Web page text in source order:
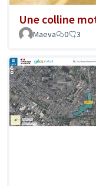
Une colline
Maeva
0 3